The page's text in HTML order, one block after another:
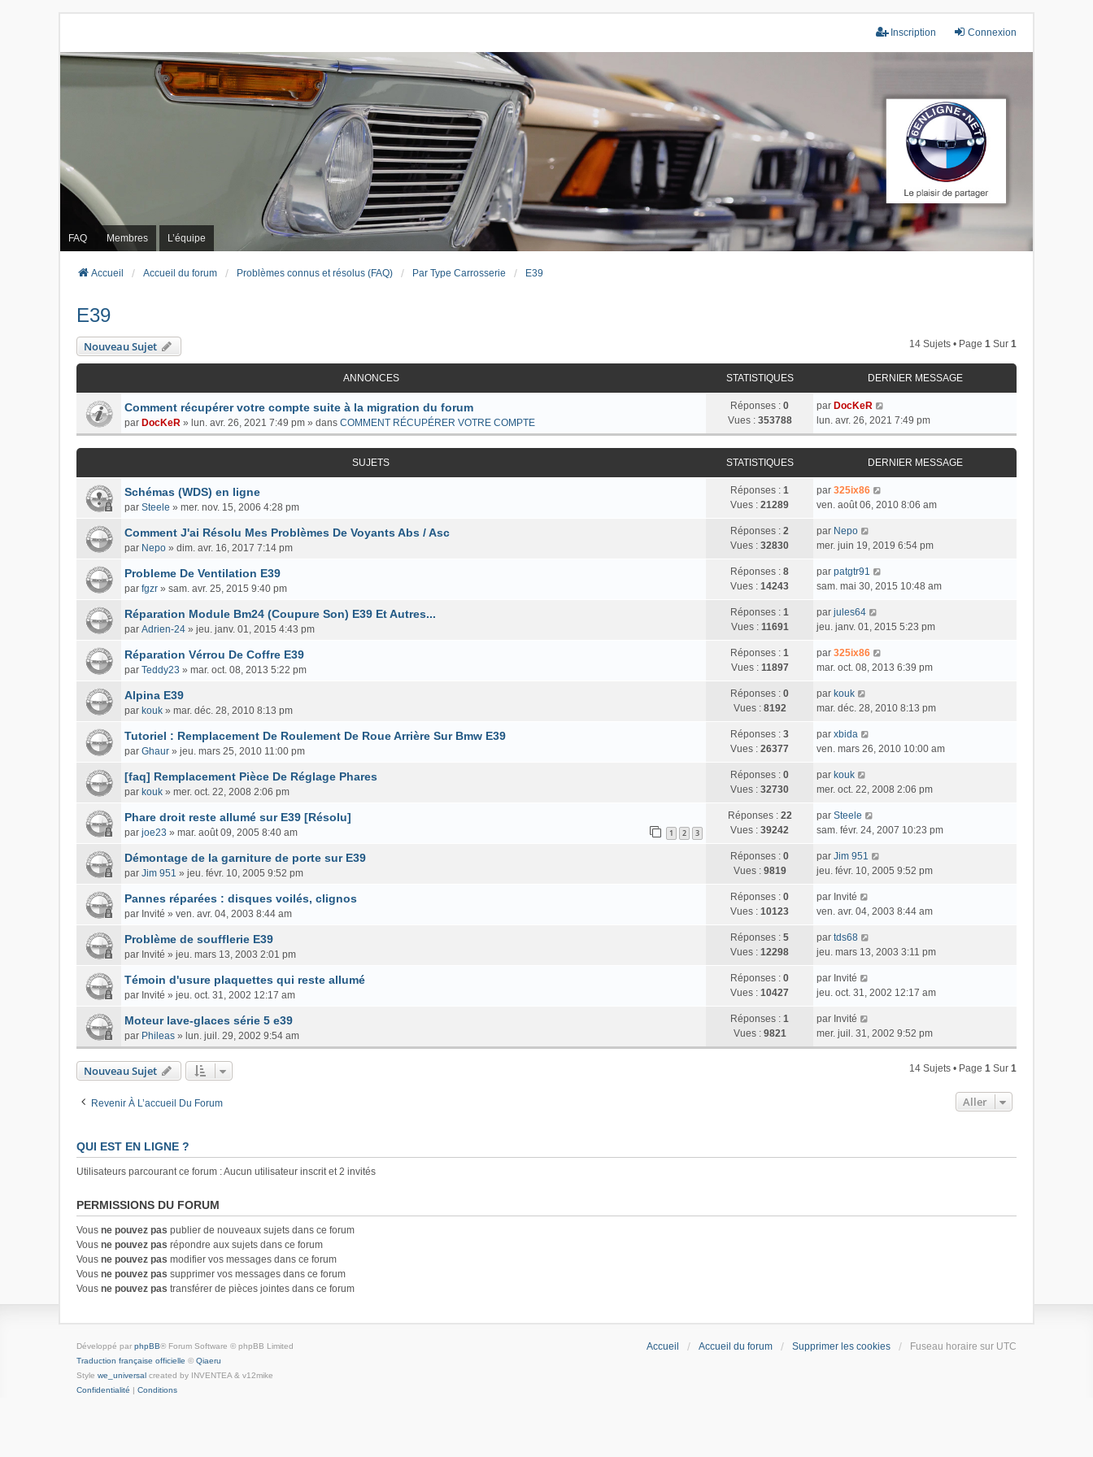
Connexion
Inscription
FAQ Membres L’équipe
Accueil Accueil du forum Problèmes connus et résolus (FAQ) Par Type Carrosserie E39
E39
Nouveau Sujet 14 Sujets • Page 1 Sur 1
ANNONCES STATISTIQUES DERNIER MESSAGE
Comment récupérer votre compte suite à la migration du forum
par DocKeR » lun. avr. 26, 2021 7:49 pm » dans COMMENT RÉCUPÉRER VOTRE COMPTE
Réponses : 0
Vues : 353788
par DocKeR
lun. avr. 26, 2021 7:49 pm
SUJETS STATISTIQUES DERNIER MESSAGE
Schémas (WDS) en ligne
par Steele » mer. nov. 15, 2006 4:28 pm
Réponses : 1
Vues : 21289
par 325ix86
ven. août 06, 2010 8:06 am
Comment J'ai Résolu Mes Problèmes De Voyants Abs / Asc
par Nepo » dim. avr. 16, 2017 7:14 pm
Réponses : 2
Vues : 32830
par Nepo
mer. juin 19, 2019 6:54 pm
Probleme De Ventilation E39
par fgzr » sam. avr. 25, 2015 9:40 pm
Réponses : 8
Vues : 14243
par patgtr91
sam. mai 30, 2015 10:48 am
Réparation Module Bm24 (Coupure Son) E39 Et Autres...
par Adrien-24 » jeu. janv. 01, 2015 4:43 pm
Réponses : 1
Vues : 11691
par jules64
jeu. janv. 01, 2015 5:23 pm
Réparation Vérrou De Coffre E39
par Teddy23 » mar. oct. 08, 2013 5:22 pm
Réponses : 1
Vues : 11897
par 325ix86
mar. oct. 08, 2013 6:39 pm
Alpina E39
par kouk » mar. déc. 28, 2010 8:13 pm
Réponses : 0
Vues : 8192
par kouk
mar. déc. 28, 2010 8:13 pm
Tutoriel : Remplacement De Roulement De Roue Arrière Sur Bmw E39
par Ghaur » jeu. mars 25, 2010 11:00 pm
Réponses : 3
Vues : 26377
par xbida
ven. mars 26, 2010 10:00 am
[faq] Remplacement Pièce De Réglage Phares
par kouk » mer. oct. 22, 2008 2:06 pm
Réponses : 0
Vues : 32730
par kouk
mer. oct. 22, 2008 2:06 pm
Phare droit reste allumé sur E39 [Résolu]
par joe23 » mar. août 09, 2005 8:40 am 1 2 3
Réponses : 22
Vues : 39242
par Steele
sam. févr. 24, 2007 10:23 pm
Démontage de la garniture de porte sur E39
par Jim 951 » jeu. févr. 10, 2005 9:52 pm
Réponses : 0
Vues : 9819
par Jim 951
jeu. févr. 10, 2005 9:52 pm
Pannes réparées : disques voilés, clignos
par Invité » ven. avr. 04, 2003 8:44 am
Réponses : 0
Vues : 10123
par Invité
ven. avr. 04, 2003 8:44 am
Problème de soufflerie E39
par Invité » jeu. mars 13, 2003 2:01 pm
Réponses : 5
Vues : 12298
par tds68
jeu. mars 13, 2003 3:11 pm
Témoin d'usure plaquettes qui reste allumé
par Invité » jeu. oct. 31, 2002 12:17 am
Réponses : 0
Vues : 10427
par Invité
jeu. oct. 31, 2002 12:17 am
Moteur lave-glaces série 5 e39
par Phileas » lun. juil. 29, 2002 9:54 am
Réponses : 1
Vues : 9821
par Invité
mer. juil. 31, 2002 9:52 pm
Nouveau Sujet 14 Sujets • Page 1 Sur 1
Revenir À L’accueil Du Forum Aller
QUI EST EN LIGNE ?
Utilisateurs parcourant ce forum : Aucun utilisateur inscrit et 2 invités
PERMISSIONS DU FORUM
Vous ne pouvez pas publier de nouveaux sujets dans ce forum
Vous ne pouvez pas répondre aux sujets dans ce forum
Vous ne pouvez pas modifier vos messages dans ce forum
Vous ne pouvez pas supprimer vos messages dans ce forum
Vous ne pouvez pas transférer de pièces jointes dans ce forum
Accueil Accueil du forum Supprimer les cookies Fuseau horaire sur UTC
Développé par phpBB® Forum Software © phpBB Limited
Traduction française officielle © Qiaeru
Style we_universal created by INVENTEA & v12mike
Confidentialité | Conditions